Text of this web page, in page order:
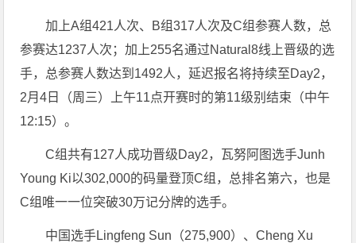
加上A组421人次、B组317人次及C组参赛人数，总
参赛达1237人次；加上255名通过Natural8线上晋级的选
手，总参赛人数达到1492人，延迟报名将持续至Day2，
2月4日（周三）上午11点开赛时的第11级别结束（中午
12:15）。
C组共有127人成功晋级Day2，瓦努阿图选手Junh
Young Ki以302,000的码量登顶C组，总排名第六，也是
C组唯一一位突破30万记分牌的选手。
中国选手Lingfeng Sun（275,900）、Cheng Xu